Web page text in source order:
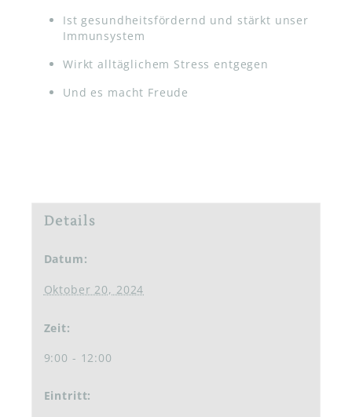
Ist gesundheitsfördernd und stärkt unser
Immunsystem
Wirkt alltäglichem Stress entgegen
Und es macht Freude
Details
Datum:
Oktober 20, 2024
Zeit:
9:00 - 12:00
Eintritt: